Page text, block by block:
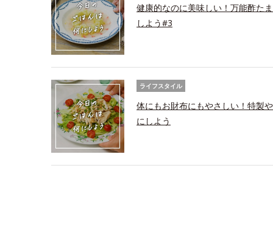
健康的なのに美味しい！万能酢た
しよう#3
ライフスタイル
体にもお財布にもやさしい！特製
にしよう